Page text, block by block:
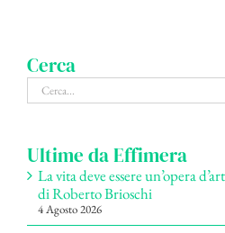
Cerca
Cerca
per:
Ultime da Effimera
La vita deve essere un’opera
di Roberto Brioschi
4 Agosto 2026